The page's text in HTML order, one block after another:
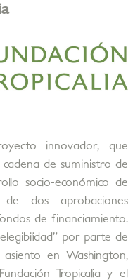
innovador, que
de suministro de
socio-económico de
dos aprobaciones
de financiamiento.
por parte de
en Washington,
Tropicalia y el